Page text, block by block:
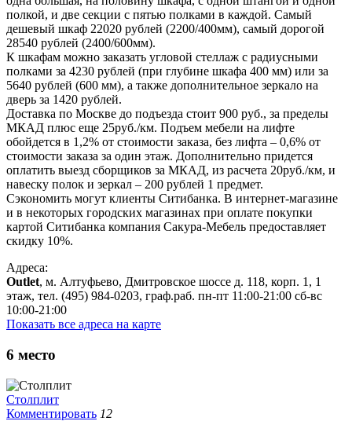
полкой, и две секции с пятью полками в каждой. Самый
дешевый шкаф 22020 рублей (2200/400мм), самый дорогой
28540 рублей (2400/600мм).
К шкафам можно заказать угловой стеллаж с радиусными
полками за 4230 рублей (при глубине шкафа 400 мм) или за
5640 рублей (600 мм), а также дополнительное зеркало на
дверь за 1420 рублей.
Доставка по Москве до подъезда стоит 900 руб., за пределы
МКАД плюс еще 25руб./км. Подъем мебели на лифте
обойдется в 1,2% от стоимости заказа, без лифта – 0,6% от
стоимости заказа за один этаж. Дополнительно придется
оплатить выезд сборщиков за МКАД, из расчета 20руб./км, и
навеску полок и зеркал – 200 рублей 1 предмет.
Сэкономить могут клиенты Ситибанка. В интернет-магазине
и в некоторых городских магазинах при оплате покупки
картой Ситибанка компания Сакура-Мебель предоставляет
скидку 10%.
Адреса:
Outlet, м. Алтуфьево, Дмитровское шоссе д. 118, корп. 1, 1
этаж, тел. (495) 984-0203, граф.раб. пн-пт 11:00-21:00 сб-вс
10:00-21:00
Показать все адреса на карте
6 место
Столплит
Комментировать 12